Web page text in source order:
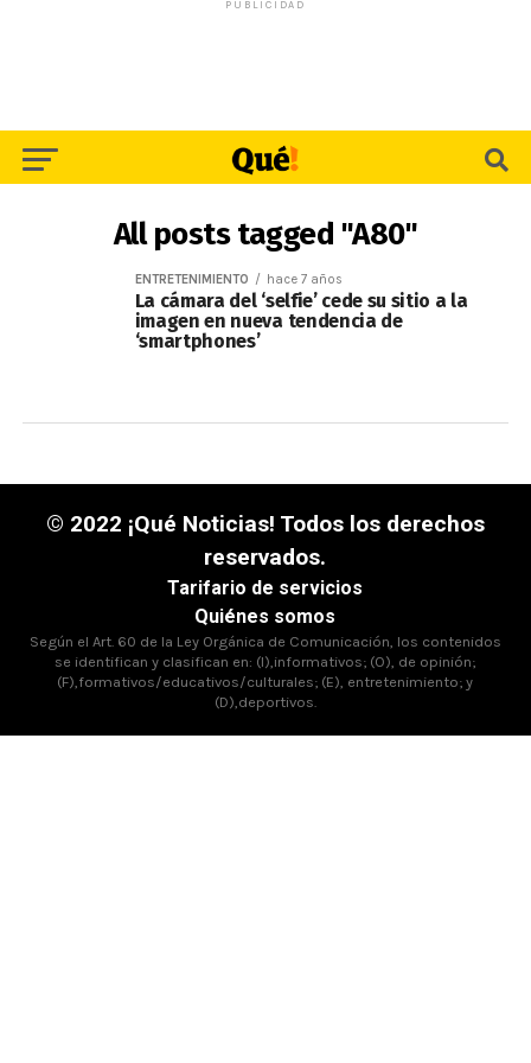
PUBLICIDAD
All posts tagged "A80"
ENTRETENIMIENTO hace 7 años
La cámara del ‘selfie’ cede su sitio a la
imagen en nueva tendencia de
‘smartphones’
© 2022 ¡Qué Noticias! Todos los derechos
reservados.
Tarifario de servicios
Quiénes somos
Según el Art. 60 de la Ley Orgánica de Comunicación, los contenidos
se identifican y clasifican en: (I),informativos; (O), de opinión;
(F),formativos/educativos/culturales; (E), entretenimiento; y
(D),deportivos.